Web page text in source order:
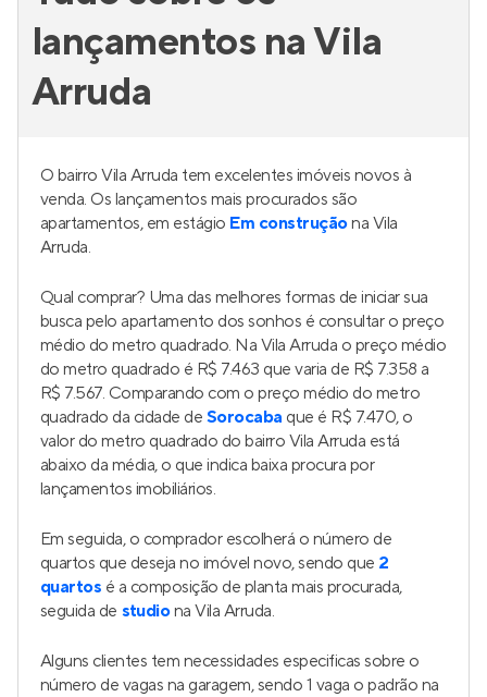
lançamentos na Vila
Arruda
O bairro Vila Arruda tem excelentes imóveis novos à
venda. Os lançamentos mais procurados são
apartamentos, em estágio Em construçãona Vila
Arruda.
Qual comprar? Uma das melhores formas de iniciar sua
busca pelo apartamento dos sonhos é consultar o preço
médio do metro quadrado. Na Vila Arruda o preço médio
do metro quadrado é R$ 7.463 que varia de R$ 7.358 a
R$ 7.567. Comparando com o preço médio do metro
quadrado da cidade de Sorocaba que é R$ 7.470, o
valor do metro quadrado do bairro Vila Arruda está
abaixo da média, o que indica baixa procura por
lançamentos imobiliários.
Em seguida, o comprador escolherá o número de
quartos que deseja no imóvel novo, sendo que 2
quartos é a composição de planta mais procurada,
seguida de studiona Vila Arruda.
Alguns clientes tem necessidades especificas sobre o
número de vagas na garagem, sendo 1 vaga o padrão na